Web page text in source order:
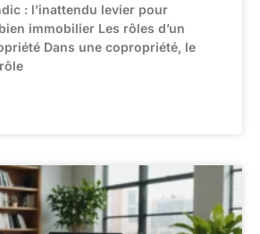
: l’inattendu levier pour
immobilier Les rôles d’un
Dans une copropriété, le